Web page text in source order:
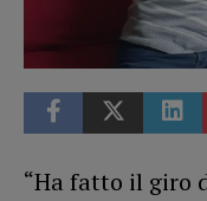
“Ha fatto il giro